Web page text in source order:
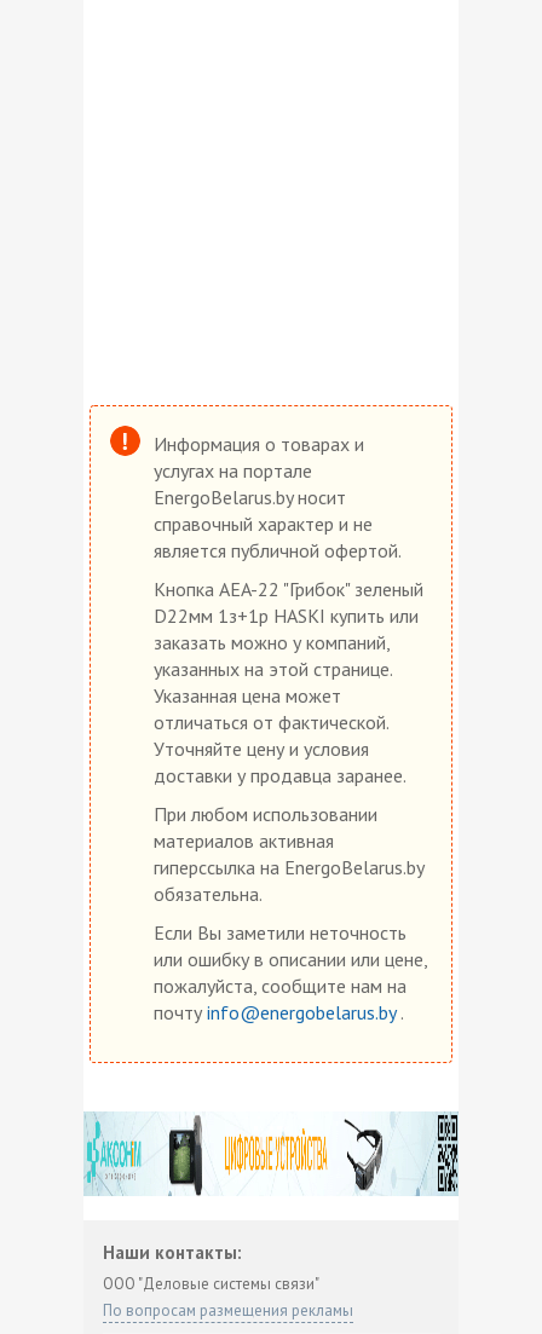
Информация о товарах и
услугах на портале
EnergoBelarus.by носит
справочный характер и не
является публичной офертой.
Кнопка AEA-22 "Грибок" зеленый
D22мм 1з+1р HASKI купить или
заказать можно у компаний,
указанных на этой странице.
Указанная цена может
отличаться от фактической.
Уточняйте цену и условия
доставки у продавца заранее.
При любом использовании
материалов активная
гиперссылка на EnergoBelarus.by
обязательна.
Если Вы заметили неточность
или ошибку в описании или цене,
пожалуйста, сообщите нам на
почту info@energobelarus.by.
Наши контакты:
ООО "Деловые системы связи"
По вопросам размещения рекламы